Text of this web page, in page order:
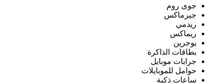
جوى روم
جيرماكس
ريدمي
ريماكس
يوجرين
بطاقات الذاكرة
جرابات موبايل
حوامل للموبايلات
ساعات ذكية